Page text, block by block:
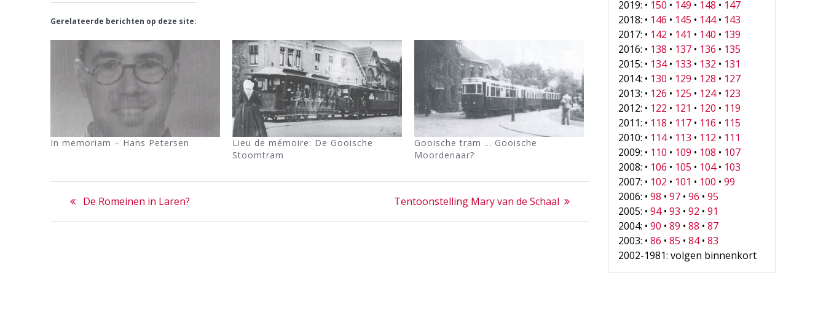
Gerelateerde berichten op deze site:
In memoriam – Hans Petersen
Lieu de mémoire: De Gooische
Stoomtram
Gooische tram … Gooische
Moordenaar?
Bericht
navigatie
Previous
De Romeinen in Laren?
Next
Tentoonstelling Mary van de Schaal
2019: • 150 • 149 • 148 • 147
2018: • 146 • 145 • 144• 143
2017: • 142 • 141 • 140 • 139
2016: • 138 • 137 • 136 • 135
2015: • 134• 133 • 132 • 131
2014: • 130 • 129 • 128 • 127
2013: • 126 • 125 • 124• 123
2012: • 122 • 121 • 120 • 119
2011: • 118 • 117 • 116 • 115
2010: • 114• 113 • 112 • 111
2009: • 110 • 109 • 108 • 107
2008: • 106 • 105 • 104• 103
2007: • 102 • 101 • 100 •99
2006: •98 •97 •96 •95
2005: •94•93 •92 •91
2004: •90 •89 •88 •87
2003: •86 •85 •84•83
2002-1981: volgen binnenkort